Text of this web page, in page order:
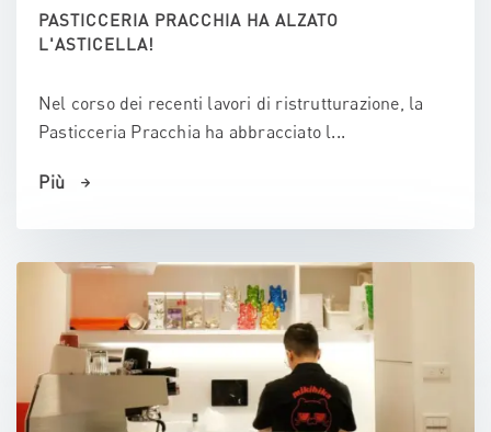
PASTICCERIA PRACCHIA HA ALZATO
L'ASTICELLA!
Nel corso dei recenti lavori di ristrutturazione, la
Pasticceria Pracchia ha abbracciato l...
Più